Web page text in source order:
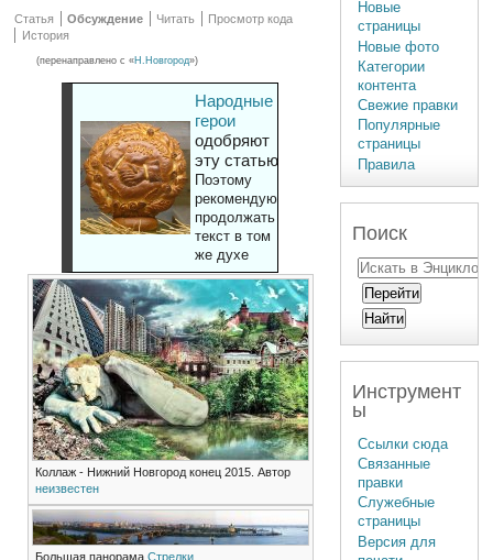
Статья Обсуждение Читать
Просмотр кода
История
(перенаправлено с «Н.Новгород»)
Народные
герои
одобряют
эту статью
Поэтому
рекомендуют
продолжать
текст в том
же духе
Коллаж - Нижний Новгород конец 2015. Автор
неизвестен
Большая панорама Стрелки
Новые
страницы
Новые фото
Категории
контента
Свежие правки
Популярные
страницы
Правила
Поиск
Инструмент
ы
Ссылки сюда
Связанные
правки
Служебные
страницы
Версия для